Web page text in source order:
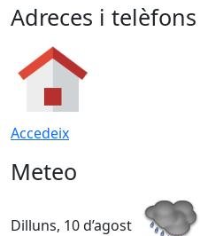
Adreces i telèfons
Accedeix
Meteo
Dilluns, 10 d’agost